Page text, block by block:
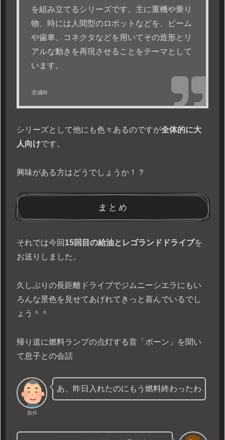
を組み立てるシリーズです。主に重機や乗り
物、時には人間型のロボットなどを、ビーム
や歯車、コネクタなどを用いてその造形とリ
アルな動きを再現させることをテーマとして
います。
生成AI
シリーズとして他にも色々あるのですが全体的に大
人向けです。
興味がある方はどうでしょうか！？
まとめ
それでは今回 15回目の給油とレゴランドドライブを
お送りしました。
久しぶりの長距離ドライブでジムニーシエラにもい
ろんな景色を見せてあげれてきっと喜んでいるでし
ょう＾＾
帰り道に燃料ランプの点灯する音「ポーン」を聞い
て息子との会話
自分
あ、昨日入れたのにもう燃料終わったわ